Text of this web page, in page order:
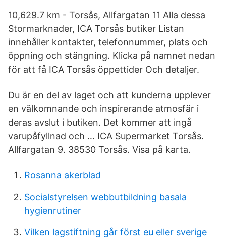
10,629.7 km - Torsås, Allfargatan 11 Alla dessa
Stormarknader, ICA Torsås butiker Listan
innehåller kontakter, telefonnummer, plats och
öppning och stängning. Klicka på namnet nedan
för att få ICA Torsås öppettider Och detaljer.
Du är en del av laget och att kunderna upplever
en välkomnande och inspirerande atmosfär i
deras avslut i butiken. Det kommer att ingå
varupåfyllnad och … ICA Supermarket Torsås.
Allfargatan 9. 38530 Torsås. Visa på karta.
Rosanna akerblad
Socialstyrelsen webbutbildning basala
hygienrutiner
Vilken lagstiftning går först eu eller sverige